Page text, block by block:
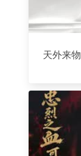
天外来物